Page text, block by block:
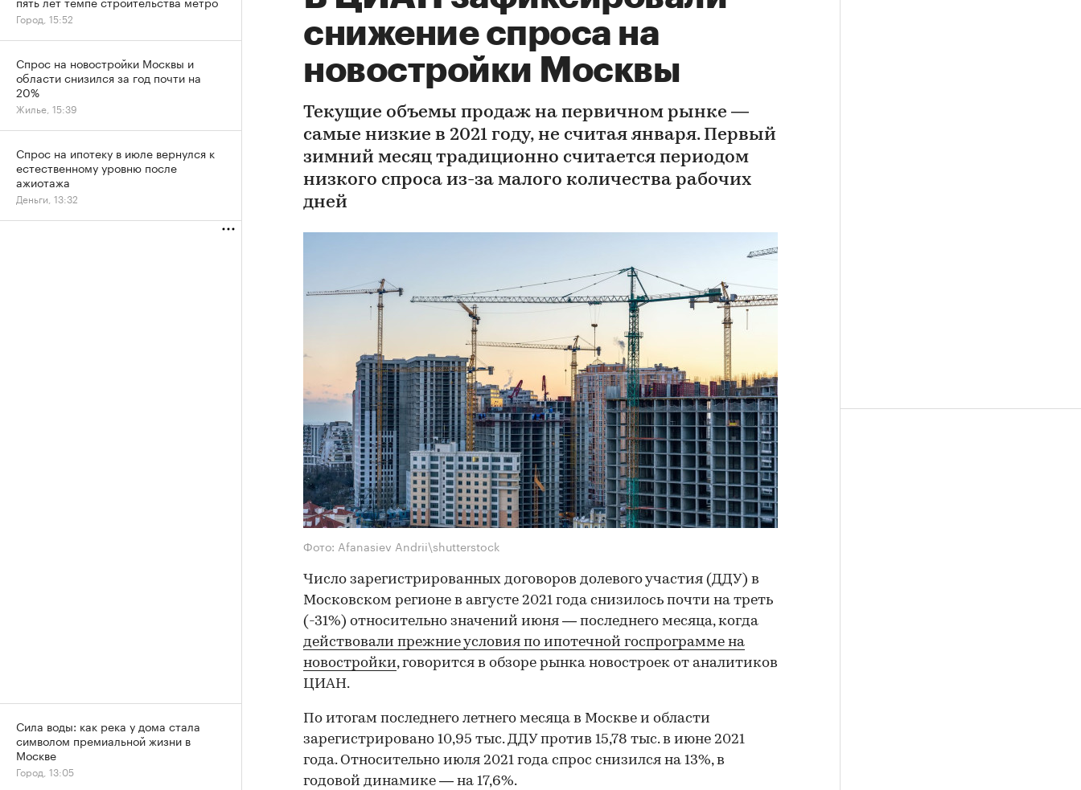
снижение спроса на
новостройки Москвы
Текущие объемы продаж на первичном рынке —
самые низкие в 2021 году, не считая января. Первый
зимний месяц традиционно считается периодом
низкого спроса из-за малого количества рабочих
дней
Фото: Afanasiev Andrii\shutterstock
Число зарегистрированных договоров долевого участия (ДДУ) в
Московском регионе в августе 2021 года снизилось почти на треть
(-31%) относительно значений июня — последнего месяца, когда
действовали прежние условия по ипотечной госпрограмме на
новостройки, говорится в обзоре рынка новостроек от аналитиков
ЦИАН.
По итогам последнего летнего месяца в Москве и области
зарегистрировано 10,95 тыс. ДДУ против 15,78 тыс. в июне 2021
года. Относительно июля 2021 года спрос снизился на 13%, в
годовой динамике — на 17,6%.
Город, 15:52
Спрос на новостройки Москвы и
области снизился за год почти на
20%
Жилье, 15:39
Спрос на ипотеку в июле вернулся к
естественному уровню после
ажиотажа
Деньги, 13:32
Сила воды: как река у дома стала
символом премиальной жизни в
Москве
Город, 13:05